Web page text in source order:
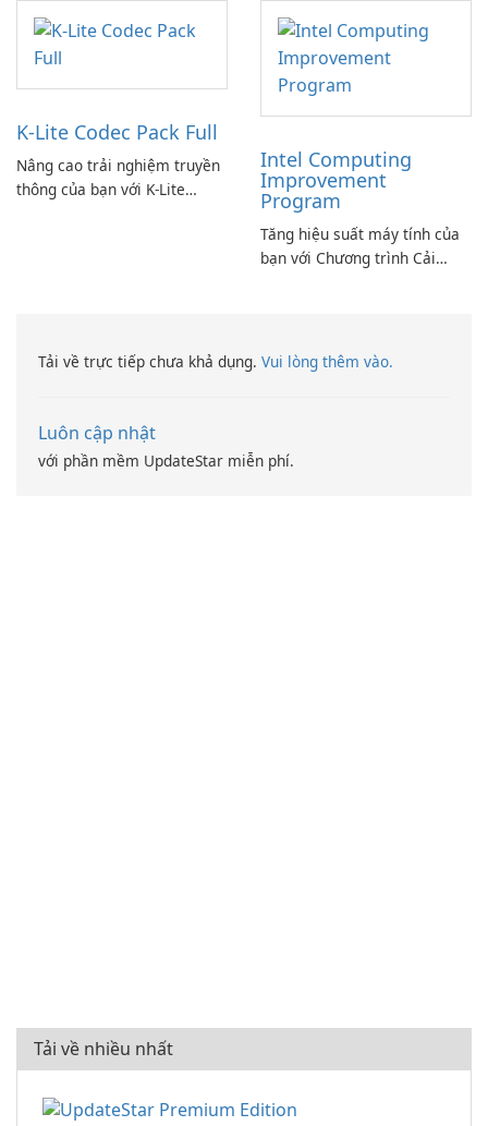
K-Lite Codec Pack Full
Nâng cao trải nghiệm truyền
thông của bạn với K-Lite
Intel Computing
Improvement
Program
Tăng hiệu suất máy tính của
bạn với Chương trình Cải
Tải về trực tiếp chưa khả dụng. Vui lòng thêm vào.
Luôn cập nhật
với phần mềm UpdateStar miễn phí.
Tải về nhiều nhất